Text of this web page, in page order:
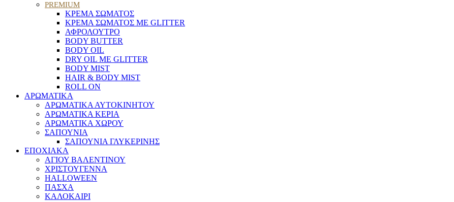
PREMIUM
ΚΡΕΜΑ ΣΩΜΑΤΟΣ
ΚΡΕΜΑ ΣΩΜΑΤΟΣ ΜΕ GLITTER
ΑΦΡΟΛΟΥΤΡΟ
BODY BUTTER
BODY OIL
DRY OIL ΜΕ GLITTER
BODY MIST
HAIR & BODY MIST
ROLL ON
ΑΡΩΜΑΤΙΚΑ
ΑΡΩΜΑΤΙΚΑ ΑΥΤΟΚΙΝΗΤΟΥ
ΑΡΩΜΑΤΙΚΑ ΚΕΡΙΑ
ΑΡΩΜΑΤΙΚΑ ΧΩΡΟΥ
ΣΑΠΟΥΝΙΑ
ΣΑΠΟΥΝΙΑ ΓΛΥΚΕΡΙΝΗΣ
ΕΠΟΧΙΑΚΑ
ΑΓΙΟΥ ΒΑΛΕΝΤΙΝΟΥ
ΧΡΙΣΤΟΥΓΕΝΝΑ
HALLOWEEN
ΠΑΣΧΑ
ΚΑΛΟΚΑΙΡΙ